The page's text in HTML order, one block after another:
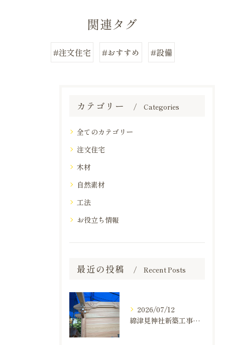
関連タグ
#注文住宅 #おすすめ #設備
カテゴリー Categories
全てのカテゴリー
注文住宅
木材
自然素材
工法
お役立ち情報
最近の投稿 Recent Posts
2026/07/12
綿津見神社新築工事の建て方状況のお知らせ